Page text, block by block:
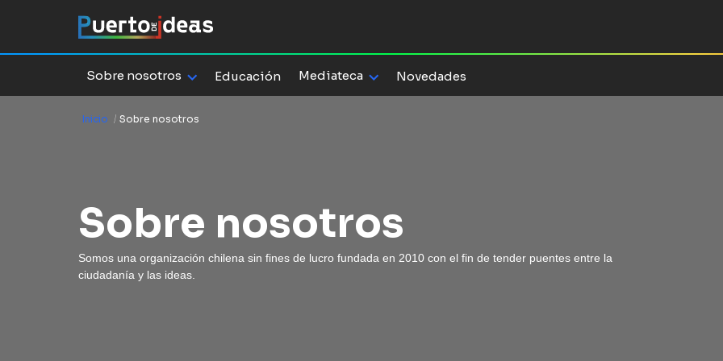
Sobre nosotros Educación Mediateca Novedades
Inicio / Sobre nosotros
Sobre nosotros
Somos una organización chilena sin fines de lucro fundada en 2010 con el fin de tender puentes entre la
ciudadanía y las ideas.